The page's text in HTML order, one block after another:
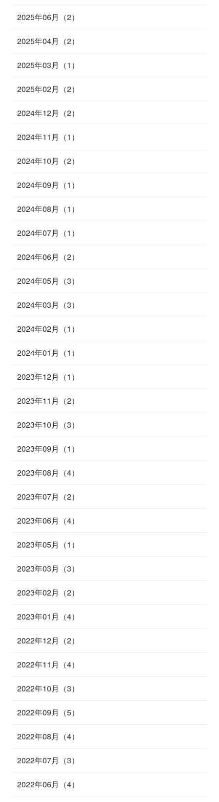
2025年06月（2）
2025年04月（2）
2025年03月（1）
2025年02月（2）
2024年12月（2）
2024年11月（1）
2024年10月（2）
2024年09月（1）
2024年08月（1）
2024年07月（1）
2024年06月（2）
2024年05月（3）
2024年03月（3）
2024年02月（1）
2024年01月（1）
2023年12月（1）
2023年11月（2）
2023年10月（3）
2023年09月（1）
2023年08月（4）
2023年07月（2）
2023年06月（4）
2023年05月（1）
2023年03月（3）
2023年02月（2）
2023年01月（4）
2022年12月（2）
2022年11月（4）
2022年10月（3）
2022年09月（5）
2022年08月（4）
2022年07月（3）
2022年06月（4）